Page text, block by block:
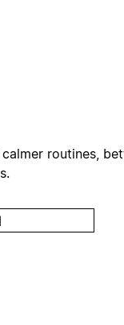
routines,